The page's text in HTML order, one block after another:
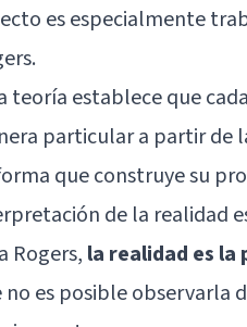
es especialmente
teoría establece que
particular a partir de
que construye su
de la realidad
Rogers, la realidad es la
no es posible observarla